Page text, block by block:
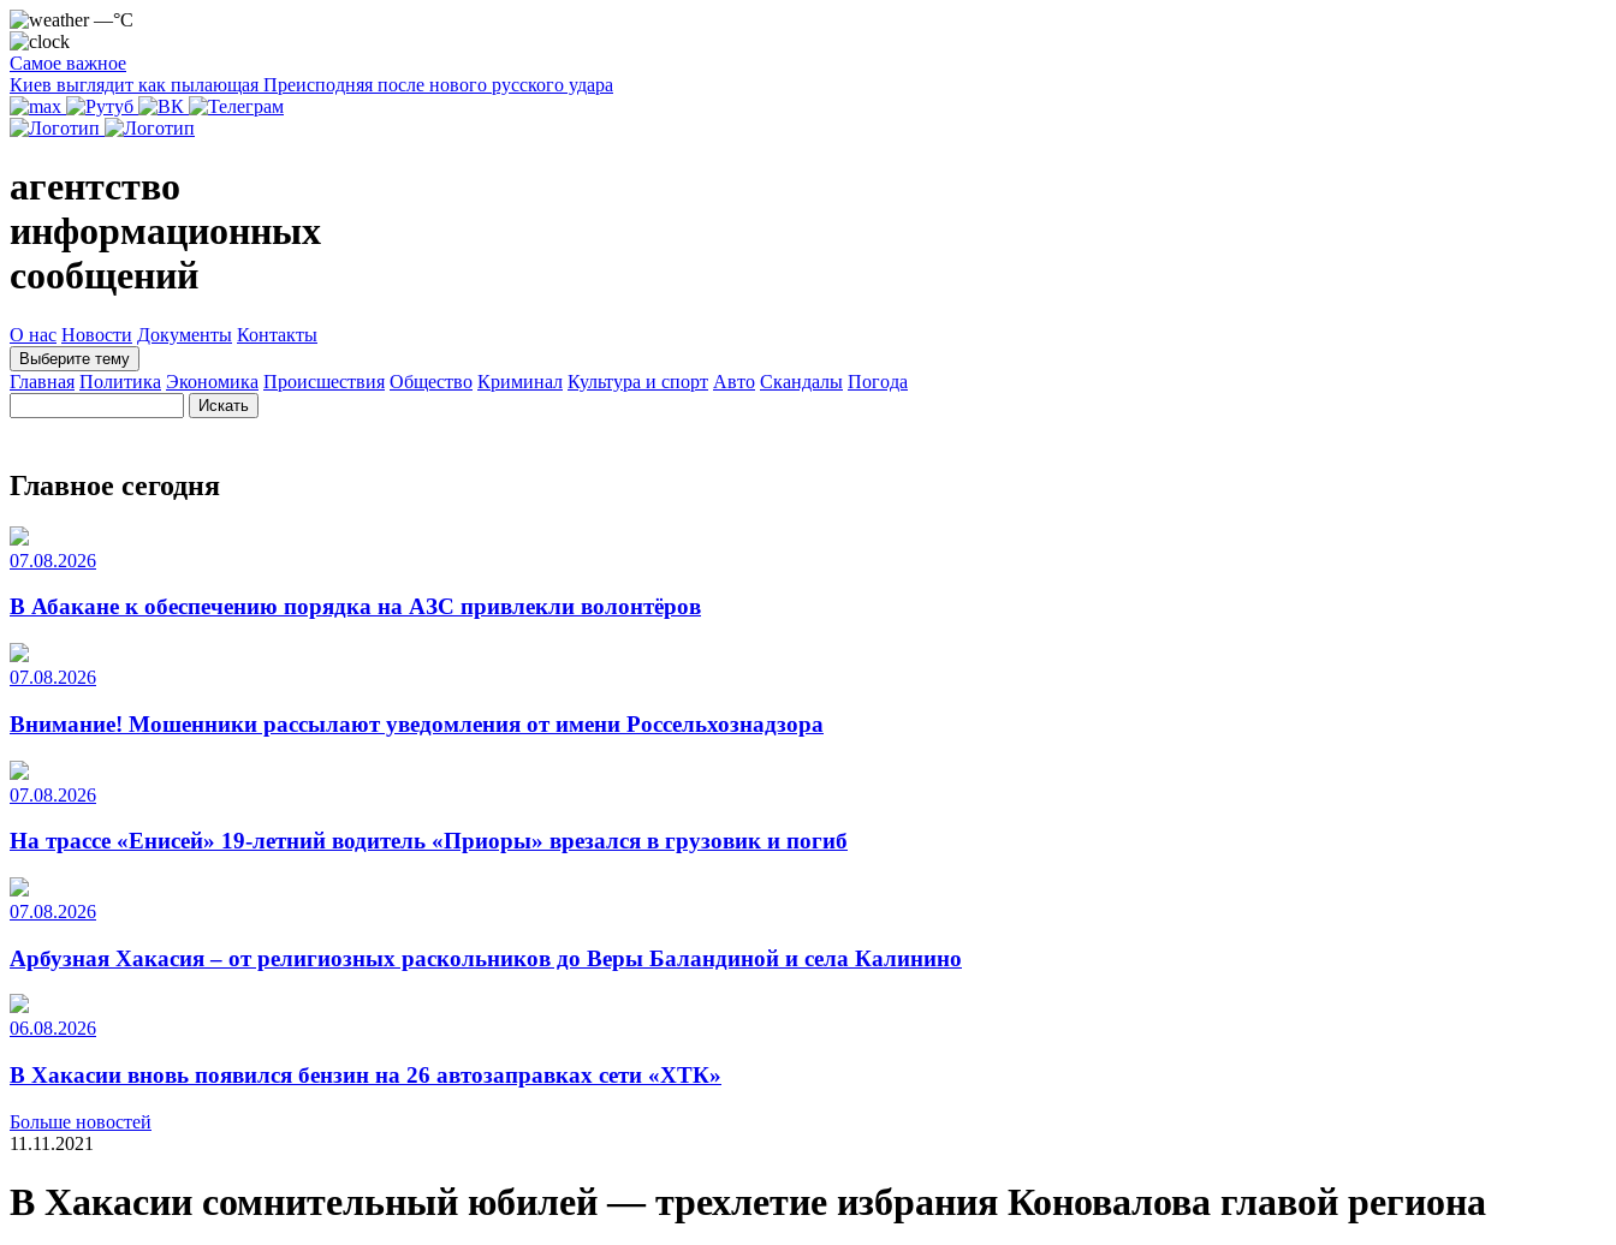
—°C
Самое важное
Киев выглядит как пылающая Преисподняя после нового русского удара
агентство
информационных
сообщений
О нас Новости Документы Контакты
Выберите тему
Главная Политика Экономика Происшествия Общество Криминал Культура и спорт Авто Скандалы Погода
Главное сегодня
07.08.2026
В Абакане к обеспечению порядка на АЗС привлекли волонтёров
07.08.2026
Внимание! Мошенники рассылают уведомления от имени Россельхознадзора
07.08.2026
На трассе «Енисей» 19-летний водитель «Приоры» врезался в грузовик и погиб
07.08.2026
Арбузная Хакасия – от религиозных раскольников до Веры Баландиной и села Калинино
06.08.2026
В Хакасии вновь появился бензин на 26 автозаправках сети «ХТК»
Больше новостей
11.11.2021
В Хакасии сомнительный юбилей — трехлетие избрания Коновалова главой региона